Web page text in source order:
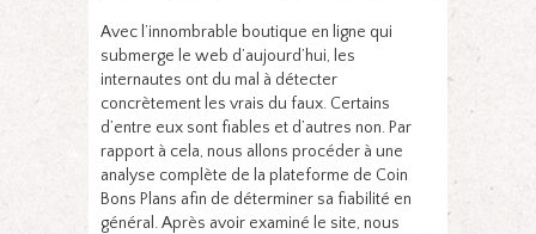
Avec l’innombrable boutique en ligne qui
submerge le web d’aujourd’hui, les
internautes ont du mal à détecter
concrètement les vrais du faux. Certains
d’entre eux sont fiables et d’autres non. Par
rapport à cela, nous allons procéder à une
analyse complète de la plateforme de Coin
Bons Plans afin de déterminer sa fiabilité en
général. Après avoir examiné le site, nous